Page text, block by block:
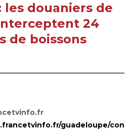
les douaniers de
24
de boissons
guadeloupe/con